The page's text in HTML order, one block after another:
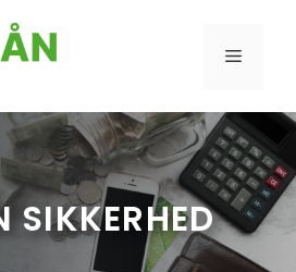
MENU
SIKKERHED